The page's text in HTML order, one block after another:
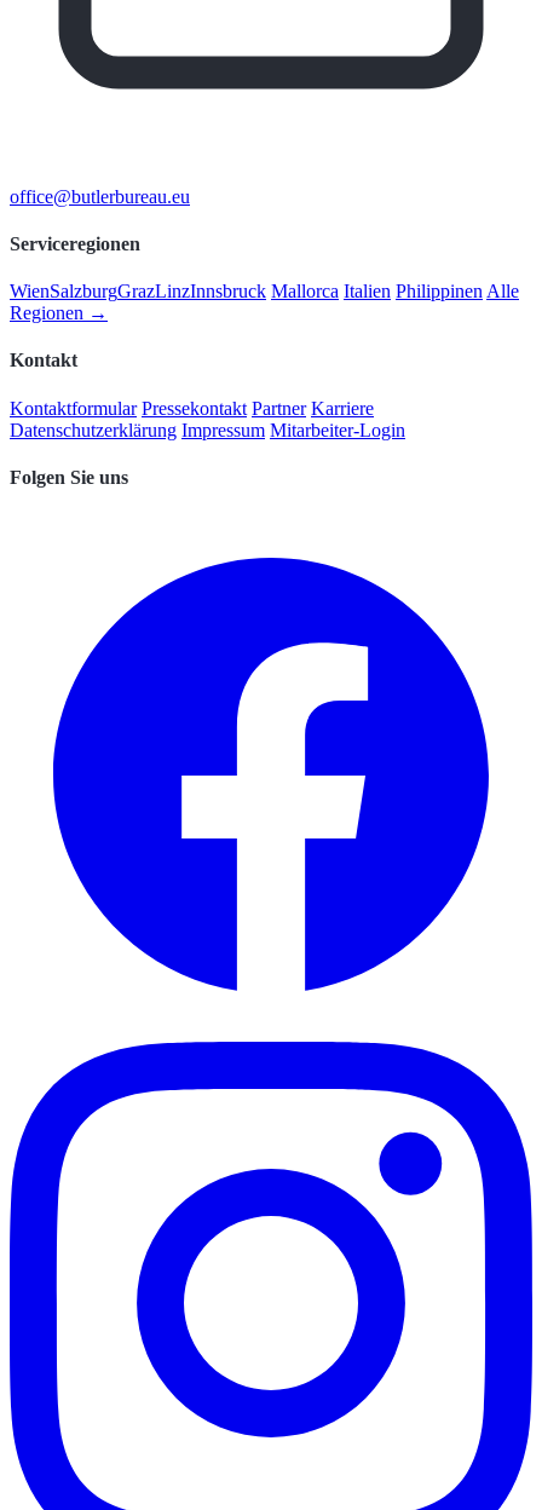
office@butlerbureau.eu
Serviceregionen
WienSalzburgGrazLinzInnsbruck Mallorca Italien Philippinen Alle
Regionen →
Kontakt
Kontaktformular Pressekontakt Partner Karriere
Datenschutzerklärung Impressum Mitarbeiter-Login
Folgen Sie uns